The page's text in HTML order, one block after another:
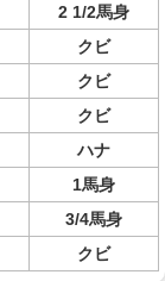
2 1/2馬身
クビ
クビ
クビ
ハナ
1馬身
3/4馬身
クビ